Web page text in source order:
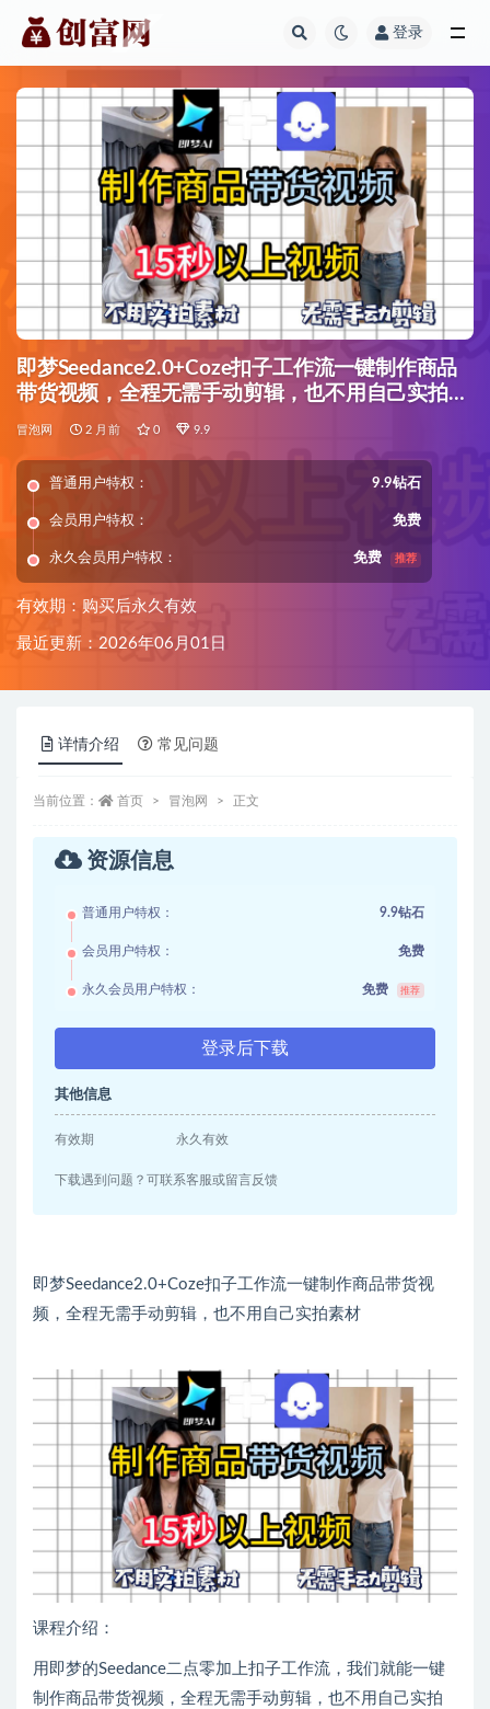
登录
即梦Seedance2.0+Coze扣子工作流一键制作商品
带货视频，全程无需手动剪辑，也不用自己实拍素
材
冒泡网 2 月前 0 9.9
普通用户特权： 9.9钻石
会员用户特权： 免费
永久会员用户特权： 免费 推荐
有效期：购买后永久有效
最近更新：2026年06月01日
详情介绍 常见问题
当前位置： 首页 冒泡网 正文
资源信息
普通用户特权： 9.9钻石
会员用户特权： 免费
永久会员用户特权： 免费 推荐
登录后下载
其他信息
有效期 永久有效
下载遇到问题？可联系客服或留言反馈
即梦Seedance2.0+Coze扣子工作流一键制作商品带货视
频，全程无需手动剪辑，也不用自己实拍素材
课程介绍：
用即梦的Seedance二点零加上扣子工作流，我们就能一键
制作商品带货视频，全程无需手动剪辑，也不用自己实拍